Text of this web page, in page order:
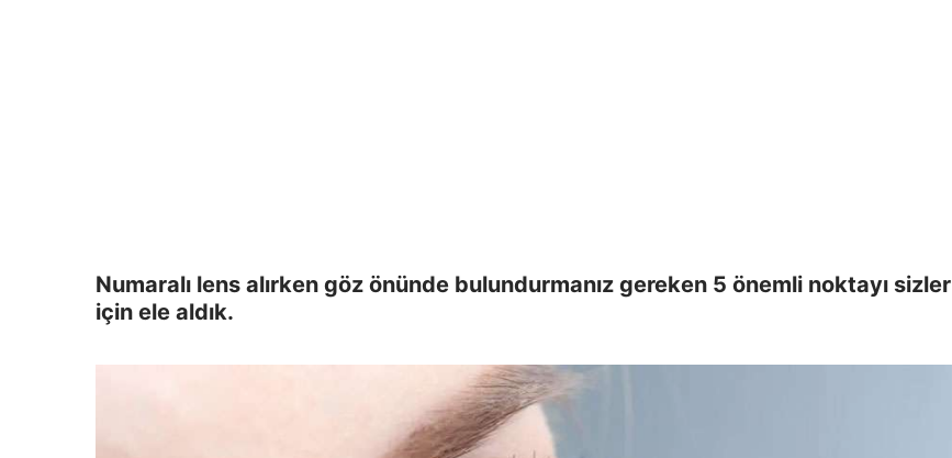
Numaralı lens alırken göz önünde bulundurmanız gereken 5 önemli noktayı sizler
için ele aldık.